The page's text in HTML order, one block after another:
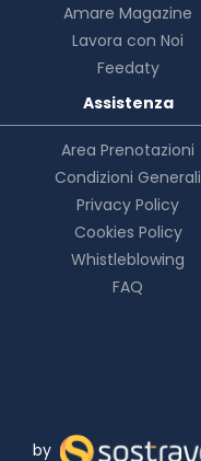
Amare Magazine
Lavora con Noi
Feedaty
Assistenza
Area Prenotazioni
Condizioni Generali
Privacy Policy
Cookies Policy
Whistleblowing
FAQ
by